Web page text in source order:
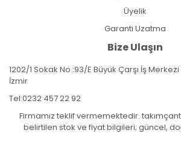
Üyelik
Garanti Uzatma
Bize Ulaşın
1202/1 Sokak No :93/E Büyük Çarşı İş
İzmir
Tel:0232 457 22 92
Firmamız teklif vermemektedir.
belirtilen stok ve fiyat bilgileri; güncel,